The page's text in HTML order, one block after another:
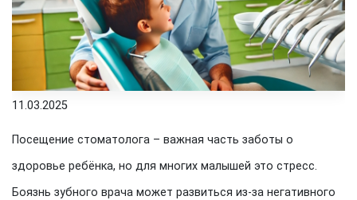
11.03.2025
Посещение стоматолога – важная часть заботы о
здоровье ребёнка, но для многих малышей это стресс.
Боязнь зубного врача может развиться из-за негативного